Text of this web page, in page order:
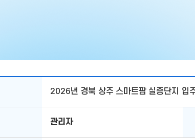
2026년 경북 상주 스마트팜 실증단지 입
관리자